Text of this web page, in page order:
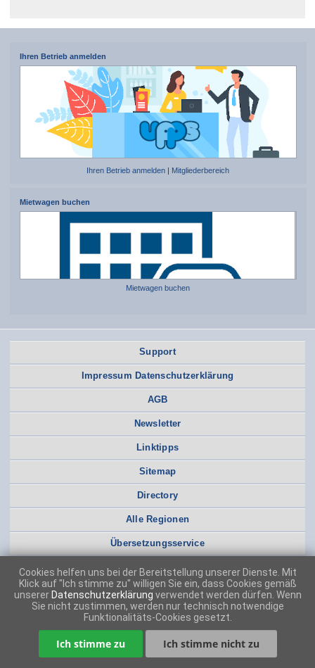
Ihren Betrieb anmelden
Ihren Betrieb anmelden Mitgliederbereich
Mietwagen buchen
Mietwagen buchen
Support
Impressum Datenschutzerklärung
AGB
Newsletter
Linktipps
Sitemap
Directory
Alle Regionen
Übersetzungsservice
Cookies helfen uns bei der Bereitstellung unserer Dienste. Mit
Klick auf "Ich stimme zu" willigen Sie ein, dass Cookies gemäß
unserer Datenschutzerklärung verwendet werden dürfen. Wenn
Sie nicht zustimmen, werden nur technisch notwendige
Funktionalitäts-Cookies gesetzt.